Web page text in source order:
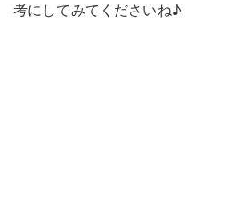
考にしてみてくださいね♪